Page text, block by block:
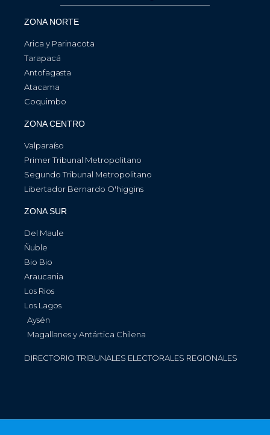
ZONA NORTE
Arica y Parinacota
Tarapacá
Antofagasta
Atacama
Coquimbo
ZONA CENTRO
Valparaíso
Primer Tribunal Metropolitano
Segundo Tribunal Metropolitano
Libertador Bernardo O'higgins
ZONA SUR
Del Maule
Ñuble
Bio Bio
Araucania
Los Rios
Los Lagos
Aysén
Magallanes y Antártica Chilena
DIRECTORIO TRIBUNALES ELECTORALES REGIONALES